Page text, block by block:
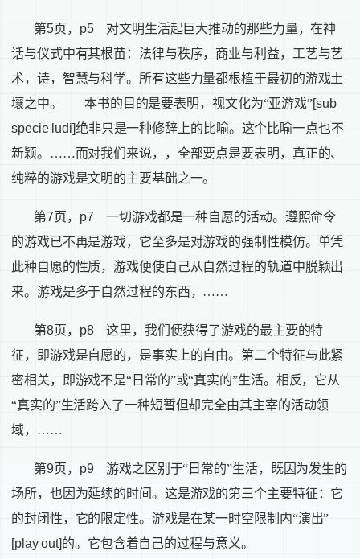
第5页， p5 对文明生活起巨大推动的那些力量，在神
话与仪式中有其根苗：法律与秩序，商业与利益，工艺与艺
术，诗，智慧与科学。所有这些力量都根植于最初的游戏土
壤之中。
本书的目的是要表明，视文化为“亚游戏”[sub
specie ludi]绝非只是一种修辞上的比喻。这个比喻一点也不
新颖。……而对我们来说，，全部要点是要表明，真正的、
纯粹的游戏是文明的主要基础之一。
第7页， p7一切游戏都是一种自愿的活动。遵照命令
的游戏已不再是游戏，它至多是对游戏的强制性模仿。单凭
此种自愿的性质，游戏便使自己从自然过程的轨道中脱颖出
来。游戏是多于自然过程的东西，……
第8页， p8这里，我们便获得了游戏的最主要的特
征，即游戏是自愿的，是事实上的自由。第二个特征与此紧
密相关，即游戏不是“日常的”或“真实的”生活。相反，它从
“真实的”生活跨入了一种短暂但却完全由其主宰的活动领
域，……
第9页， p9游戏之区别于“日常的”生活，既因为发生的
场所，也因为延续的时间。这是游戏的第三个主要特征：它
的封闭性，它的限定性。游戏是在某一时空限制内“演出”
[play out]的。它包含着自己的过程与意义。